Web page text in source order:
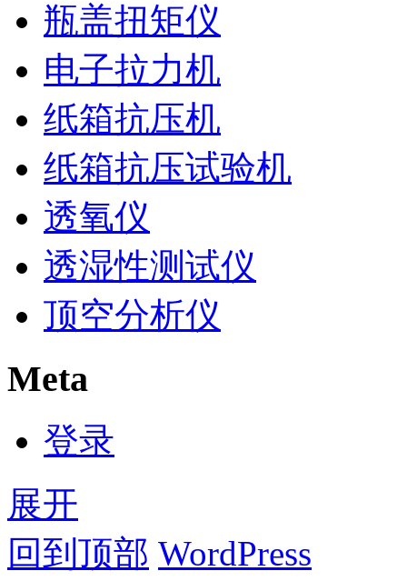
瓶盖扭矩仪
电子拉力机
纸箱抗压机
纸箱抗压试验机
透氧仪
透湿性测试仪
顶空分析仪
Meta
登录
展开
回到顶部 WordPress